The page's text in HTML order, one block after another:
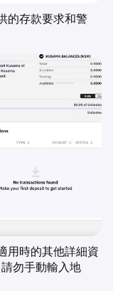
的存款要求和警
用時的其他詳細資
勿手動輸入地